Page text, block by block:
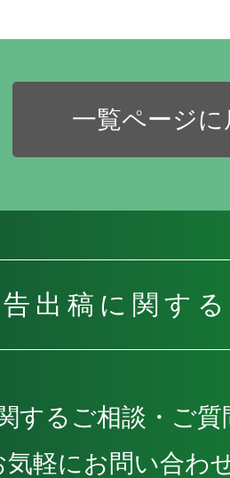
一覧ページに
告出稿に関す
するご相談・ご
気軽にお問い合わ